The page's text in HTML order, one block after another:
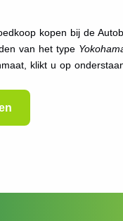
kopen bij de
van het type
klikt u op